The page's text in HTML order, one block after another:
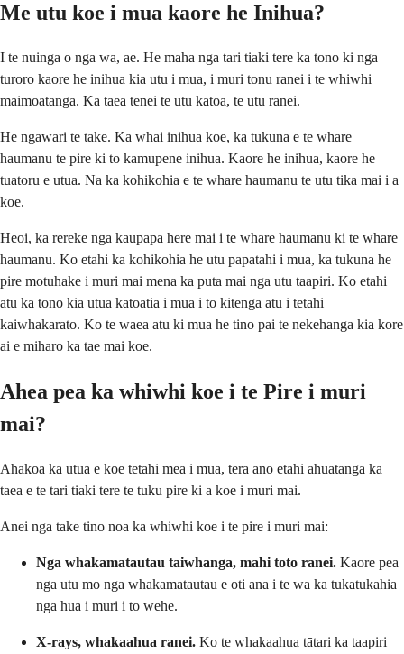
Me utu koe i mua kaore he Inihua?
I te nuinga o nga wa, ae. He maha nga tari tiaki tere ka tono ki nga
turoro kaore he inihua kia utu i mua, i muri tonu ranei i te whiwhi
maimoatanga. Ka taea tenei te utu katoa, te utu ranei.
He ngawari te take. Ka whai inihua koe, ka tukuna e te whare
haumanu te pire ki to kamupene inihua. Kaore he inihua, kaore he
tuatoru e utua. Na ka kohikohia e te whare haumanu te utu tika mai i a
koe.
Heoi, ka rereke nga kaupapa here mai i te whare haumanu ki te whare
haumanu. Ko etahi ka kohikohia he utu papatahi i mua, ka tukuna he
pire motuhake i muri mai mena ka puta mai nga utu taapiri. Ko etahi
atu ka tono kia utua katoatia i mua i to kitenga atu i tetahi
kaiwhakarato. Ko te waea atu ki mua he tino pai te nekehanga kia kore
ai e miharo ka tae mai koe.
Ahea pea ka whiwhi koe i te Pire i muri
mai?
Ahakoa ka utua e koe tetahi mea i mua, tera ano etahi ahuatanga ka
taea e te tari tiaki tere te tuku pire ki a koe i muri mai.
Anei nga take tino noa ka whiwhi koe i te pire i muri mai:
Nga whakamatautau taiwhanga, mahi toto ranei. Kaore pea
nga utu mo nga whakamatautau e oti ana i te wa ka tukatukahia
nga hua i muri i to wehe.
X-rays, whakaahua ranei. Ko te whakaahua tātari ka taapiri